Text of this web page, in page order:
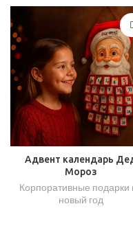
Адвент календарь
Мороз
Корпоративные подарки
новый год